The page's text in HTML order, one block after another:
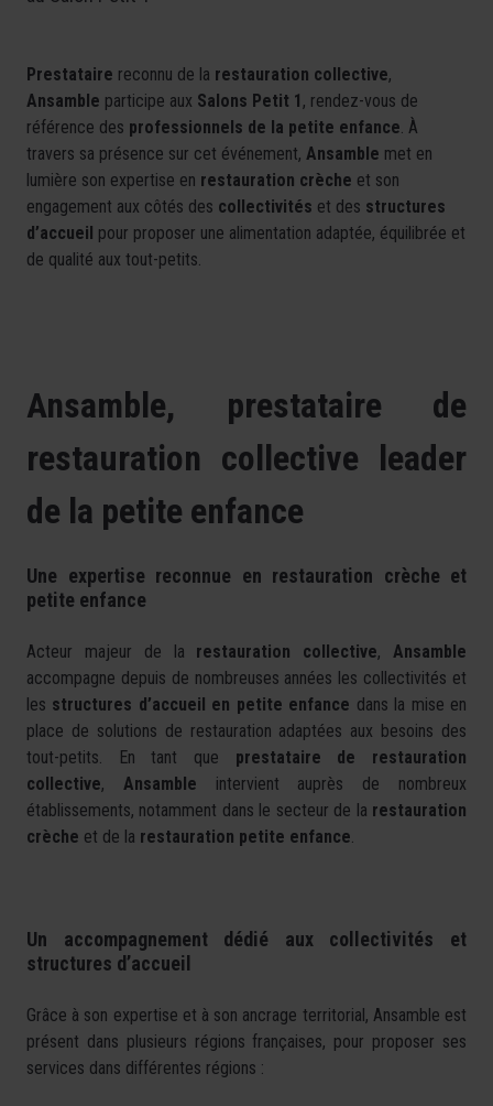
Prestataire reconnu de la restauration collective,
Ansamble participe aux Salons Petit 1 , rendez-vous de
référence des professionnels de la petite enfance. À
travers sa présence sur cet événement, Ansamble met en
lumière son expertise en restauration crèche et son
engagement aux côtés des collectivités et des structures
d’accueil pour proposer une alimentation adaptée, équilibrée et
de qualité aux tout-petits.
Ansamble, prestataire de
restauration collective leader
de la petite enfance
Une expertise reconnue en restauration crèche et
petite enfance
Acteur majeur de la restauration collective,Ansamble
accompagne depuis de nombreuses années les collectivités et
les structures d’accueil en petite enfance dans la mise en
place de solutions de restauration adaptées aux besoins des
tout-petits. En tant que prestataire de restauration
collective, Ansamble intervient auprès de nombreux
établissements, notamment dans le secteur de la restauration
crèche et de la restauration petite enfance.
Un accompagnement dédié aux collectivités et
structures d’accueil
Grâce à son expertise et à son ancrage territorial, Ansamble est
présent dans plusieurs régions françaises, pour proposer ses
services dans différentes régions :